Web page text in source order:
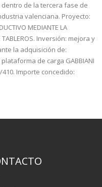
de la tercera fase de
valenciana. Proyecto:
MEDIANTE LA
TABLEROS. Inversión: mejora y
la adquisición de:
de carga GABBIANI
410. Importe concedido: